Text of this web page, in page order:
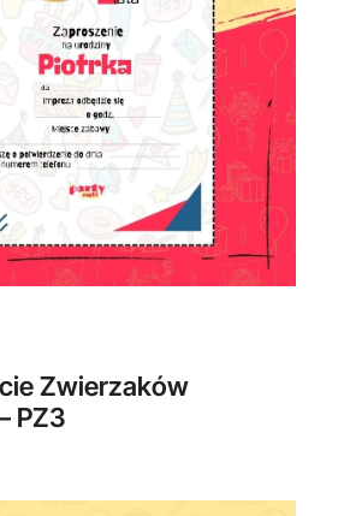
Zwierzaków
PZ3